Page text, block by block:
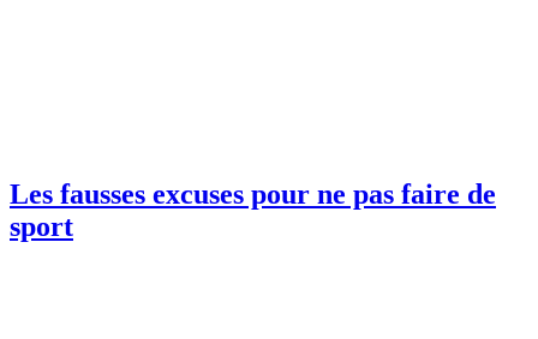
Les fausses excuses pour ne pas faire de
sport